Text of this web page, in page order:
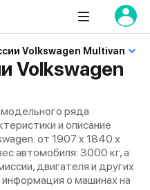
Volkswagen Multivan
Volkswagen
ряда
и описание
от 1907 x 1840 x
автомобиля: 3000 кг, а
двигателя и других
о машинах на